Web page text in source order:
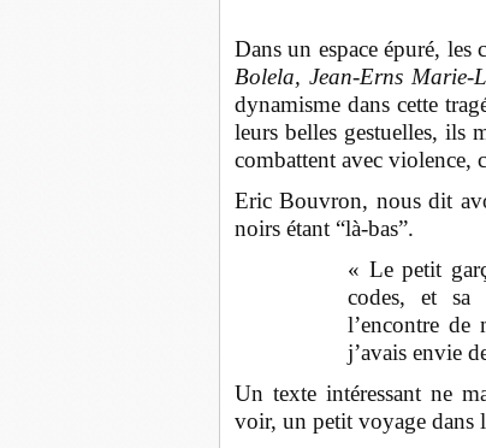
Dans un espace épuré, les
Bolela, Jean-Erns
dynamisme dans cette
leurs belles gestuelles, ils
combattent avec violence,
Eric Bouvron, nous dit
noirs étant “là-bas”.
« Le petit
codes, et
l’encontre de
j’avais envie
Un texte intéressant ne
voir, un petit voyage dans